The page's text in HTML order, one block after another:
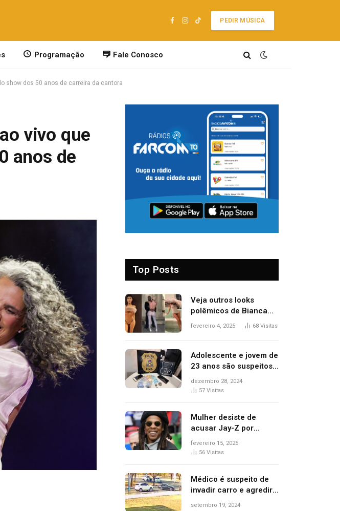
Facebook
Instagram
TikTok
PEDIR MÚSICA
Programação Fale Conosco
show dos 50 anos de carreira da cantora
vivo que
anos de
Top Posts
Veja outros looks
polêmicos de Bianca
Censori, esposa de
Grammy 2025
fevereiro 4, 2025 68 Visitas
Adolescente e jovem de
23 anos são suspeitos
de vender drogas
próximo de delegacia e
dezembro 28, 2024
57 Visitas
Mulher desiste de
acusar Jay-Z por
estupro, diz revista
fevereiro 15, 2025
56 Visitas
Médico é suspeito de
invadir carro e agredir
delegado aposentado
setembro 19, 2024